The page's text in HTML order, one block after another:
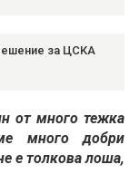
за ЦСКА
от много тежка
много добри
е толкова лоша,